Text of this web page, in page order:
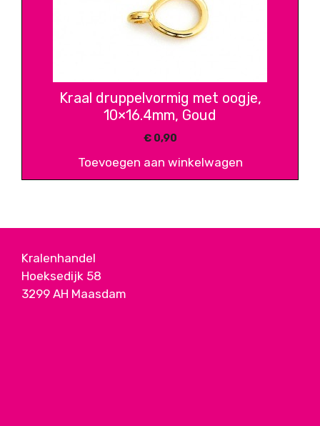
Kraal druppelvormig met oogje,
10×16.4mm, Goud
€0,90
Toevoegen aan winkelwagen
Kralenhandel
Hoeksedijk 58
3299 AH Maasdam